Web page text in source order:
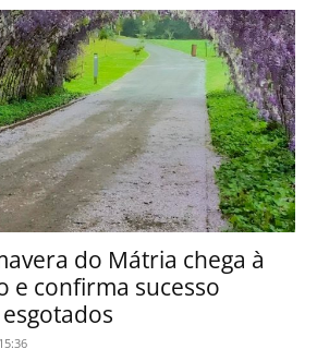
do Mátria chega à
e confirma sucesso